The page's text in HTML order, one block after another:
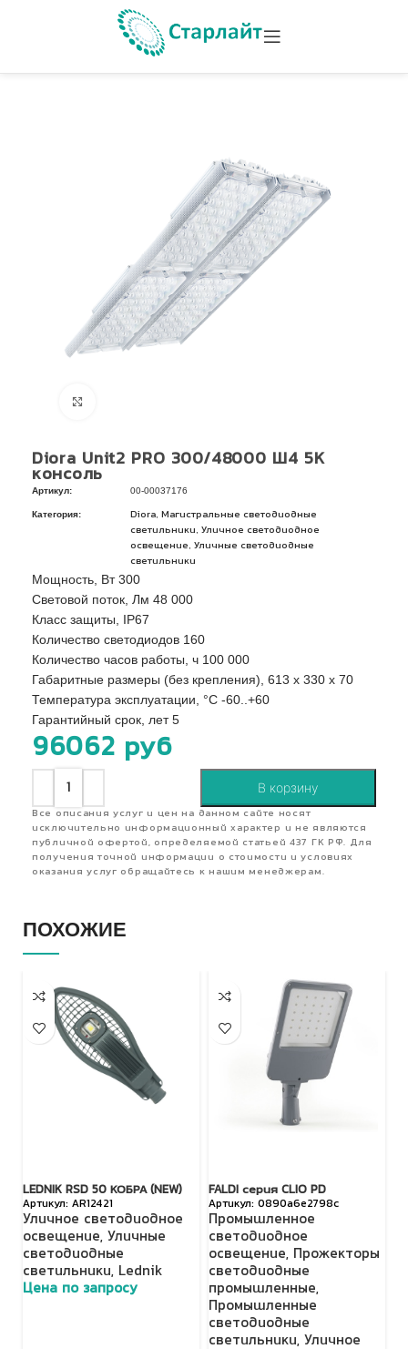
Diora Unit2 PRO 300/48000 Ш4 5K
консоль
Артикул: 00-00037176
Категория: Diora
Магистральные светодиодные
светильники
Уличное светодиодное
освещение
Уличные светодиодные
светильники
Мощность, Вт 300
Световой поток, Лм 48 000
Класс защиты, IP67
Количество светодиодов 160
Количество часов работы, ч 100 000
Габаритные размеры (без крепления), 613 x 330 x 70
Температура эксплуатации, °C -60..+60
Гарантийный срок, лет 5
96062 руб
В корзину
Все описания услуг и цен на данном сайте носят
исключительно информационный характер и не являются
публичной офертой, определяемой статьей 437 ГК РФ. Для
получения точной информации о стоимости и условиях
оказания услуг обращайтесь к нашим менеджерам.
ПОХОЖИЕ
LEDNIK RSD 50 КОБРА (NEW)
AR12421
Уличное светодиодное
освещение, Уличные
светодиодные
светильники, Lednik
Цена по запросу
FALDI серия CLIO PD
0890a6e2798c
Промышленное
светодиодное
освещение, Прожекторы
светодиодные
промышленные,
Промышленные
светодиодные
светильники, Уличное